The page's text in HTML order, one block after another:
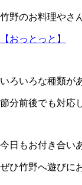
竹野のお料理やさ
【おっとっと】
いろいろな種類が
節分前後でも対応
今日もお付き合い
ぜひ竹野へ遊びに